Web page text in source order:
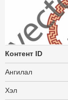
Контент ID
Ангилал
Хэл